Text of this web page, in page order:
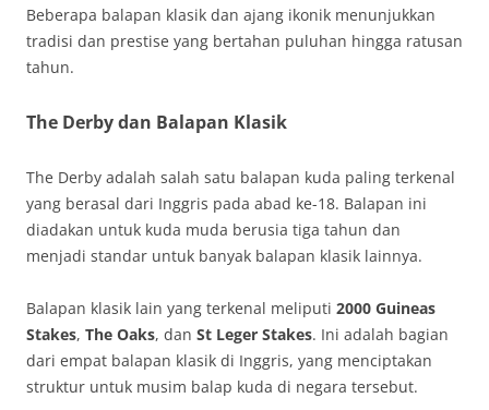
Beberapa balapan klasik dan ajang ikonik menunjukkan
tradisi dan prestise yang bertahan puluhan hingga ratusan
tahun.
The Derby dan Balapan Klasik
The Derby adalah salah satu balapan kuda paling terkenal
yang berasal dari Inggris pada abad ke-18. Balapan ini
diadakan untuk kuda muda berusia tiga tahun dan
menjadi standar untuk banyak balapan klasik lainnya.
Balapan klasik lain yang terkenal meliputi 2000 Guineas
Stakes, The Oaks, dan St Leger Stakes. Ini adalah bagian
dari empat balapan klasik di Inggris, yang menciptakan
struktur untuk musim balap kuda di negara tersebut.